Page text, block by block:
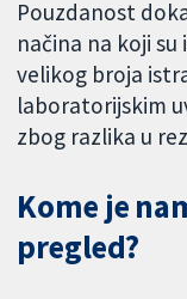
Pouzdanost
načina na koji
velikog broja
laboratorijskim
zbog razlika u
Kome je
pregled?